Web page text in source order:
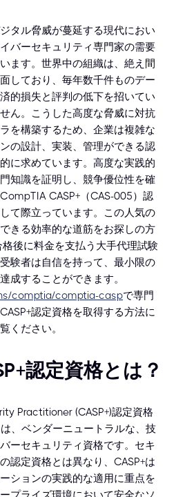
タル脅威が蔓延する現代におい
バーセキュリティ専門家の需要
ます。世界中の組織は、絶え間
しており、毎年数千件ものデー
的損失と評判の低下を招いてい
ん。こうした高度な脅威に対抗
を構築するため、企業は複雑な
の設計、実装、管理ができる認
に求めています。高度な実践的
知識を証明し、競争優位性を確
CASP+（CAS-005）認
て際立っています。この人気の
きる効率的な道筋をお探しの方
後に料金を支払う大手代理試験
験者は自信を持って、最小限の
成することができます。
comptia/comptia-caspで専門
認定資格を取得する方法に
ください。
認定資格とは？
Practitioner (CASP+)認定資格
、ベンダーニュートラルな、技
ーセキュリティ資格です。セキ
認定資格とは異なり、CASP+は
ションの実践的な適用に重点を